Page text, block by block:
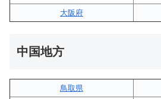
大阪府
中国地方
鳥取県